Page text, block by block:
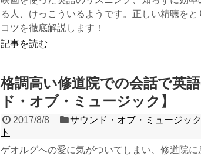
る人、けっこういるようです。正しい精聴を
コツを徹底解説します！
記事を読む
格調高い修道院での会話で英
ド・オブ・ミュージック】
2017/8/8 サウンド・オブ・ミュージック
ト
ゲオルグへの愛に気がついてしまい、修道院